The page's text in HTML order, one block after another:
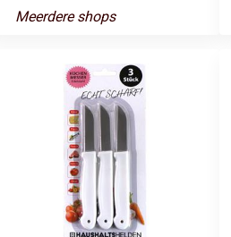
Meerdere shops